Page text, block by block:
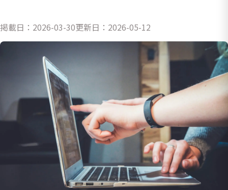
掲載日： 2026-03-30更新日： 2026-05-12